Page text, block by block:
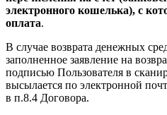
электронного кошелька), с
оплата.
В случае возврата денежных
заполненное заявление на
подписью Пользователя в
высылается по электронной
в п.8.4 Договора.